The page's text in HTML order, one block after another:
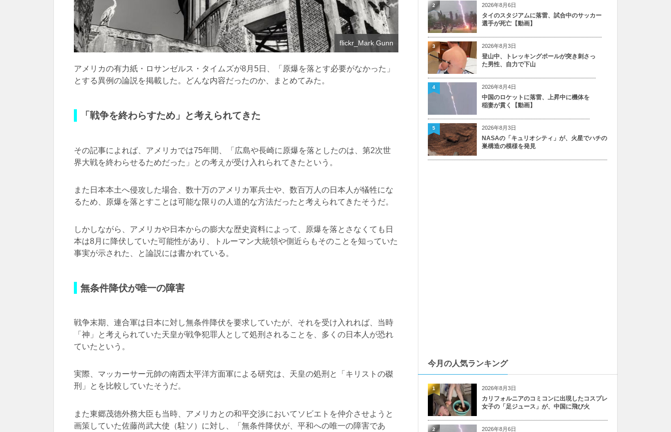
flickr_Mark Gunn
アメリカの有力紙・ロサンゼルス・タイムズが8月5日、「原爆を落とす必要がなかった」
とする異例の論説を掲載した。どんな内容だったのか、まとめてみた。
「戦争を終わらすため」と考えられてきた
その記事によれば、アメリカでは75年間、「広島や長崎に原爆を落としたのは、第2次世
界大戦を終わらせるためだった」との考えが受け入れられてきたという。
また日本本土へ侵攻した場合、数十万のアメリカ軍兵士や、数百万人の日本人が犠牲にな
るため、原爆を落とすことは可能な限りの人道的な方法だったと考えられてきたそうだ。
しかしながら、アメリカや日本からの膨大な歴史資料によって、原爆を落とさなくても日
本は8月に降伏していた可能性があり、トルーマン大統領や側近らもそのことを知っていた
事実が示された、と論説には書かれている。
無条件降伏が唯一の障害
戦争末期、連合軍は日本に対し無条件降伏を要求していたが、それを受け入れれば、当時
「神」と考えられていた天皇が戦争犯罪人として処刑されることを、多くの日本人が恐れ
ていたという。
実際、マッカーサー元帥の南西太平洋方面軍による研究は、天皇の処刑と「キリストの磔
刑」とを比較していたそうだ。
また東郷茂徳外務大臣も当時、アメリカとの和平交渉においてソビエトを仲介させようと
画策していた佐藤尚武大使（駐ソ）に対し、「無条件降伏が、平和への唯一の障害であ
2026年8月6日
タイのスタジアムに落雷、試合中のサッカー
選手が死亡【動画】
2
2026年8月3日
登山中、トレッキングポールが突き刺さっ
た男性、自力で下山
3
2026年8月4日
中国のロケットに落雷、上昇中に機体を
稲妻が貫く【動画】
4
2026年8月3日
NASAの「キュリオシティ」が、火星でハチの
巣構造の模様を発見
5
今月の人気ランキング
2026年8月3日
カリフォルニアのコミコンに出現したコスプレ
女子の「足ジュース」が、中国に飛び火
1
2026年8月6日
2